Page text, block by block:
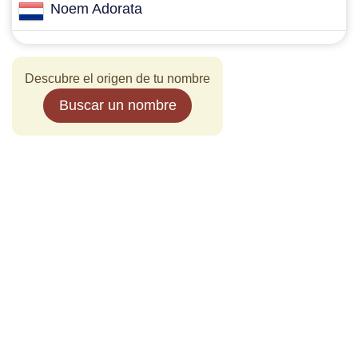
Noem Adorata
Descubre el origen de tu nombre
Buscar un nombre